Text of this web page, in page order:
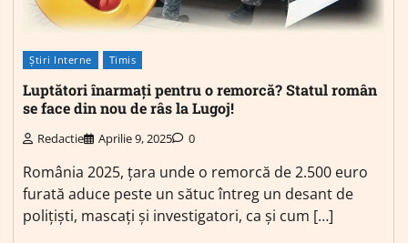
Știri Interne Timis
Luptători înarmați pentru o remorcă? Statul român
se face din nou de râs la Lugoj!
Redactie Aprilie 9, 2025 0
România 2025, țara unde o remorcă de 2.500 euro
furată aduce peste un sătuc întreg un desant de
polițiști, mascați și investigatori, ca și cum […]